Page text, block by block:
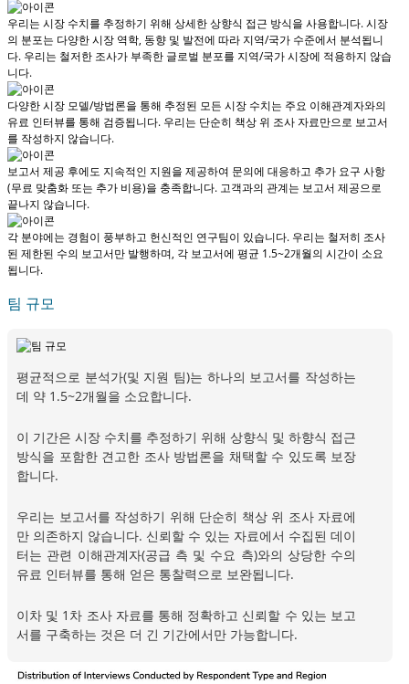
우리는 시장 수치를 추정하기 위해 상세한 상향식 접근 방식을 사용합니다. 시장
의 분포는 다양한 시장 역학, 동향 및 발전에 따라 지역/국가 수준에서 분석됩니
다. 우리는 철저한 조사가 부족한 글로벌 분포를 지역/국가 시장에 적용하지 않습
니다.
다양한 시장 모델/방법론을 통해 추정된 모든 시장 수치는 주요 이해관계자와의
유료 인터뷰를 통해 검증됩니다. 우리는 단순히 책상 위 조사 자료만으로 보고서
를 작성하지 않습니다.
보고서 제공 후에도 지속적인 지원을 제공하여 문의에 대응하고 추가 요구 사항
(무료 맞춤화 또는 추가 비용)을 충족합니다. 고객과의 관계는 보고서 제공으로
끝나지 않습니다.
각 분야에는 경험이 풍부하고 헌신적인 연구팀이 있습니다. 우리는 철저히 조사
된 제한된 수의 보고서만 발행하며, 각 보고서에 평균 1.5~2개월의 시간이 소요
됩니다.
팀 규모
평균적으로 분석가(및 지원 팀)는 하나의 보고서를 작성하는
데 약 1.5~2개월을 소요합니다.
이 기간은 시장 수치를 추정하기 위해 상향식 및 하향식 접근
방식을 포함한 견고한 조사 방법론을 채택할 수 있도록 보장
합니다.
우리는 보고서를 작성하기 위해 단순히 책상 위 조사 자료에
만 의존하지 않습니다. 신뢰할 수 있는 자료에서 수집된 데이
터는 관련 이해관계자(공급 측 및 수요 측)와의 상당한 수의
유료 인터뷰를 통해 얻은 통찰력으로 보완됩니다.
이차 및 1차 조사 자료를 통해 정확하고 신뢰할 수 있는 보고
서를 구축하는 것은 더 긴 기간에서만 가능합니다.